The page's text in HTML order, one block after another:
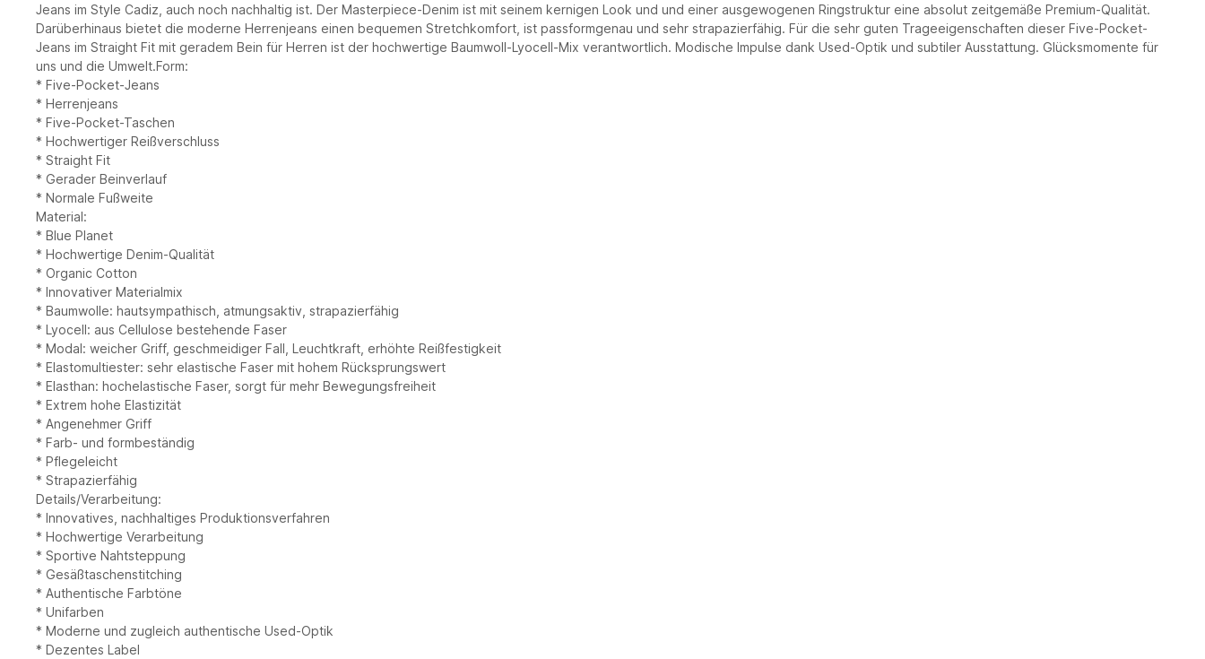
Jeans im Style Cadiz, auch noch nachhaltig ist. Der Masterpiece-Denim ist mit seinem kernigen Look und und einer ausgewogenen Ringstruktur eine absolut zeitgemäße Premium-Qualität.
Darüberhinaus bietet die moderne Herrenjeans einen bequemen Stretchkomfort, ist passformgenau und sehr strapazierfähig. Für die sehr guten Trageeigenschaften dieser Five-Pocket-
Jeans im Straight Fit mit geradem Bein für Herren ist der hochwertige Baumwoll-Lyocell-Mix verantwortlich. Modische Impulse dank Used-Optik und subtiler Ausstattung. Glücksmomente für
uns und die Umwelt.Form:
* Five-Pocket-Jeans
* Herrenjeans
* Five-Pocket-Taschen
* Hochwertiger Reißverschluss
* Straight Fit
* Gerader Beinverlauf
* Normale Fußweite
Material:
* Blue Planet
* Hochwertige Denim-Qualität
* Organic Cotton
* Innovativer Materialmix
* Baumwolle: hautsympathisch, atmungsaktiv, strapazierfähig
* Lyocell: aus Cellulose bestehende Faser
* Modal: weicher Griff, geschmeidiger Fall, Leuchtkraft, erhöhte Reißfestigkeit
* Elastomultiester: sehr elastische Faser mit hohem Rücksprungswert
* Elasthan: hochelastische Faser, sorgt für mehr Bewegungsfreiheit
* Extrem hohe Elastizität
* Angenehmer Griff
* Farb- und formbeständig
* Pflegeleicht
* Strapazierfähig
Details/Verarbeitung:
* Innovatives, nachhaltiges Produktionsverfahren
* Hochwertige Verarbeitung
* Sportive Nahtsteppung
* Gesäßtaschenstitching
* Authentische Farbtöne
* Unifarben
* Moderne und zugleich authentische Used-Optik
* Dezentes Label